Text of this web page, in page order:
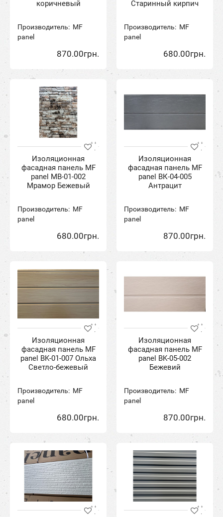
коричневый
Производитель: MF
panel
870.00грн.
Старинный кирпич
Производитель: MF
panel
680.00грн.
Изоляционная
фасадная панель MF
panel MB-01-002
Мрамор Бежевый
Производитель: MF
panel
680.00грн.
Изоляционная
фасадная панель MF
panel BК-04-005
Антрацит
Производитель: MF
panel
870.00грн.
Изоляционная
фасадная панель MF
panel BK-01-007 Ольха
Светло-бежевый
Производитель: MF
panel
680.00грн.
Изоляционная
фасадная панель MF
panel BK-05-002
Бежевий
Производитель: MF
panel
870.00грн.